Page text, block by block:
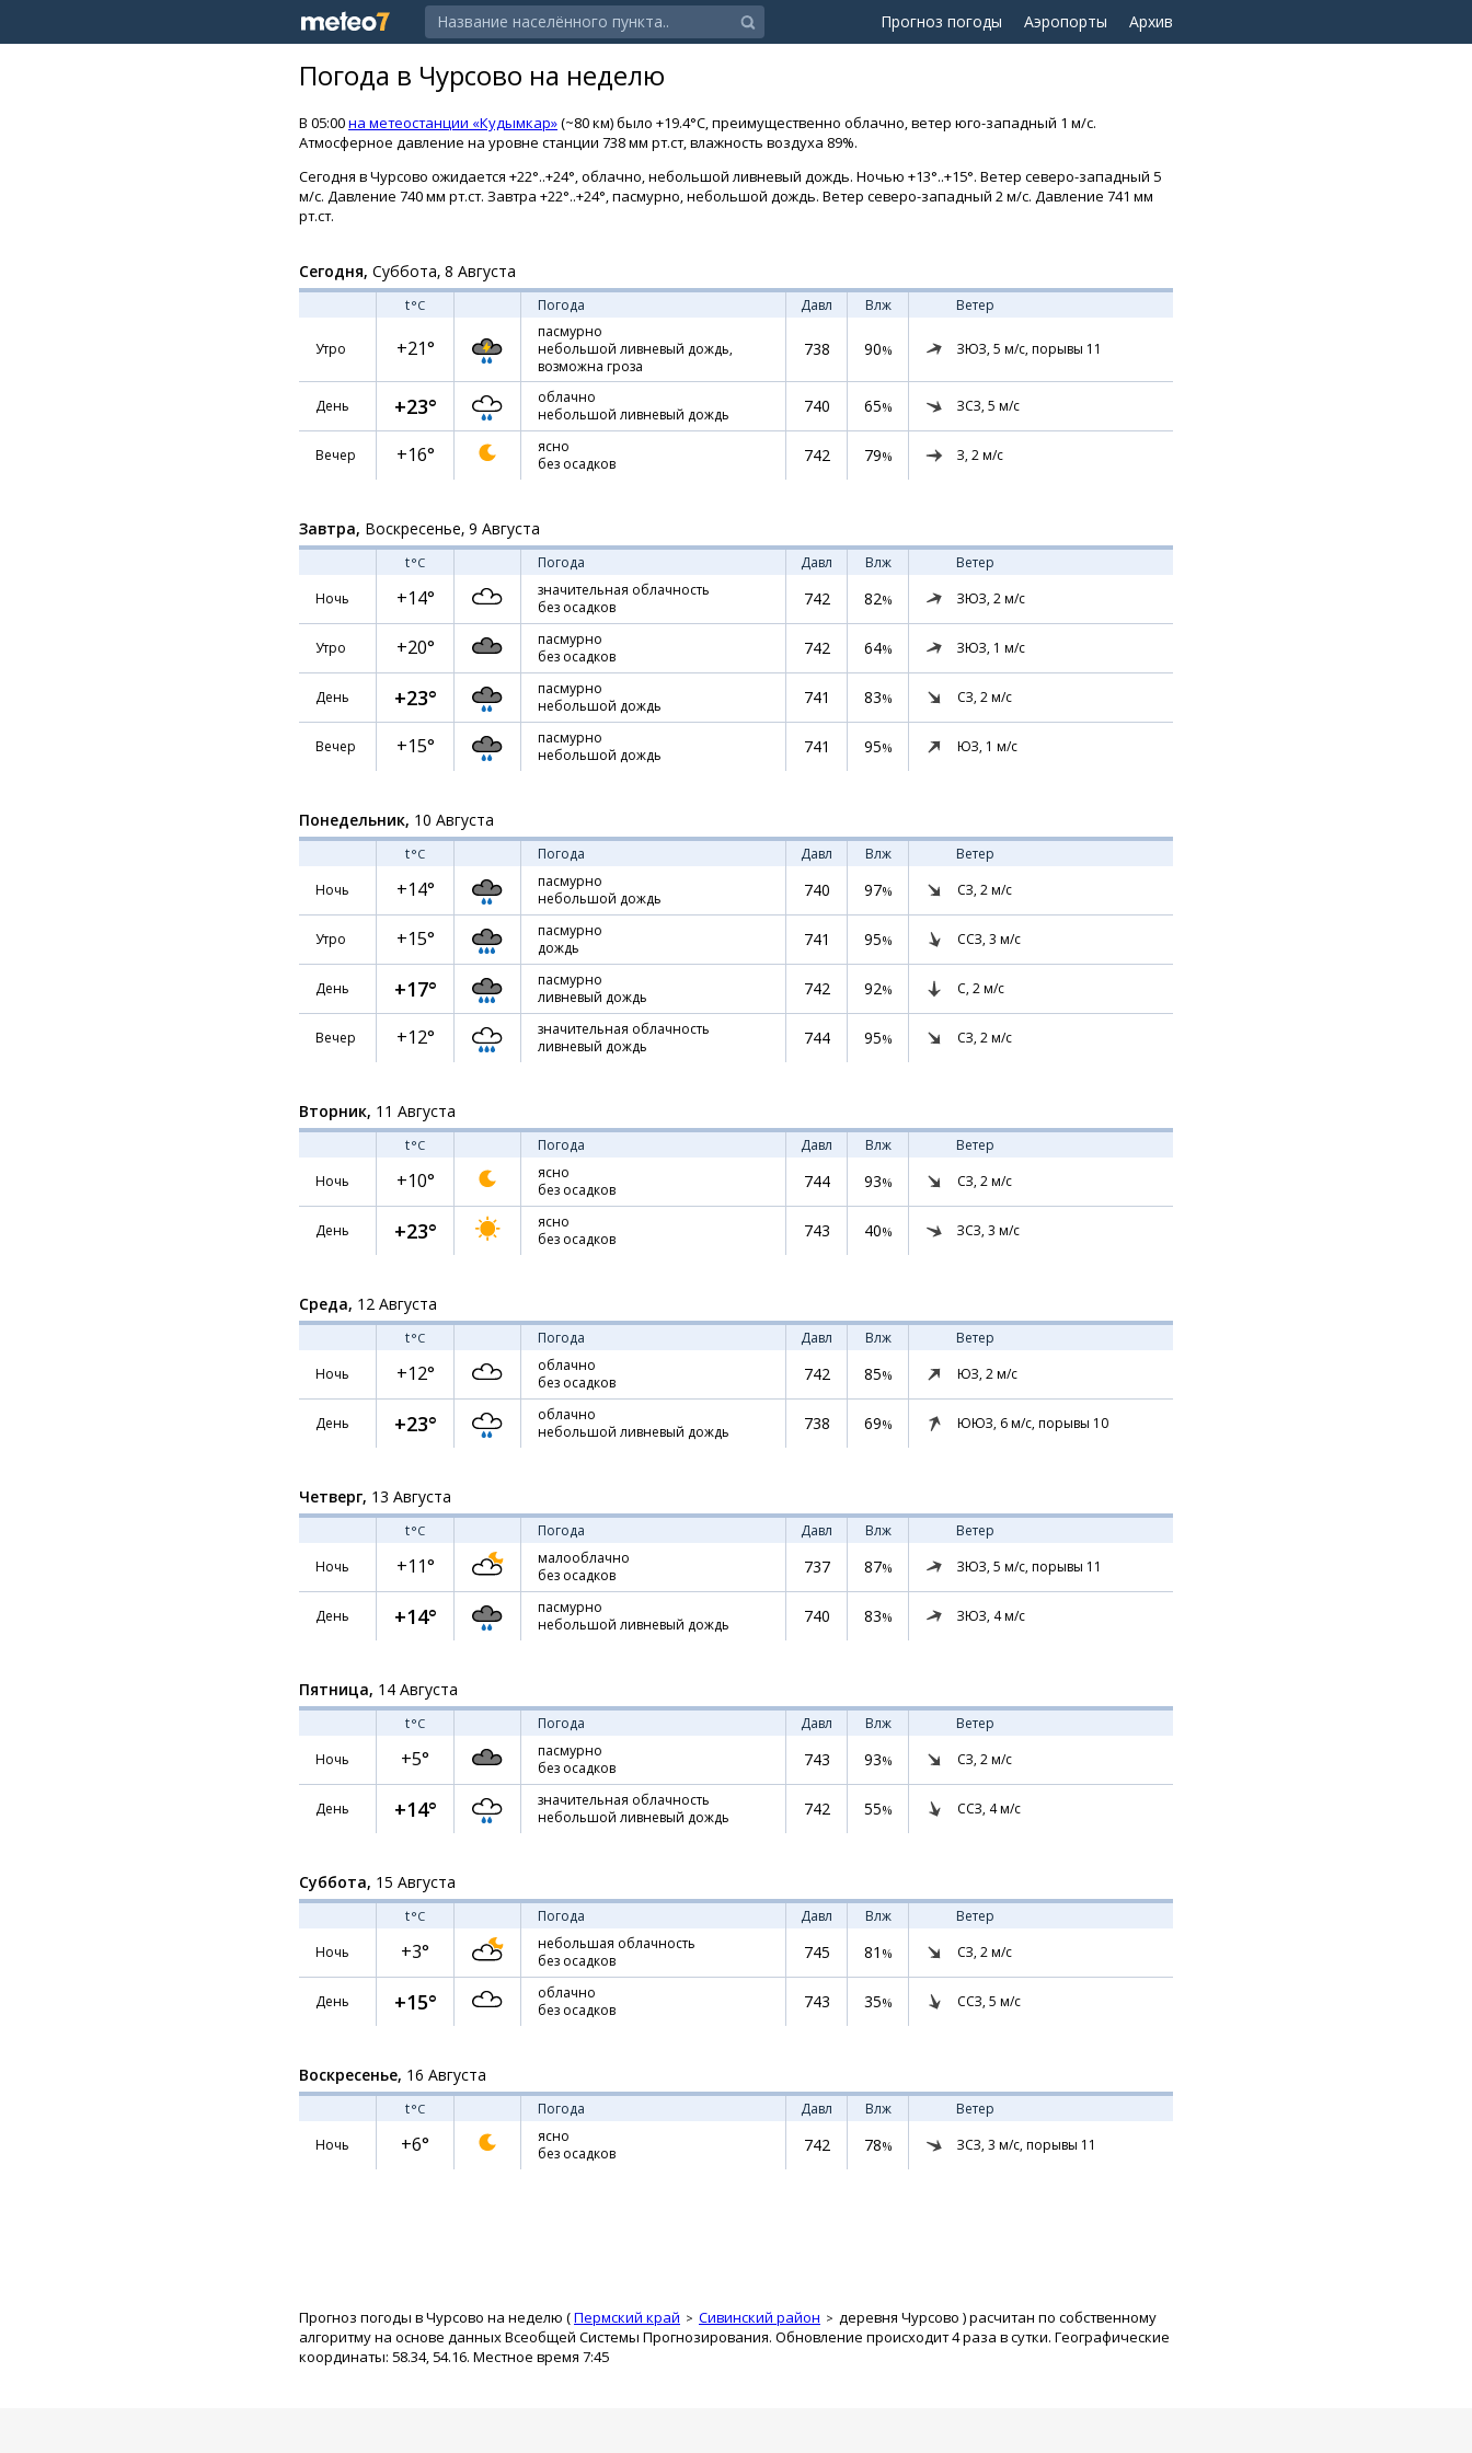
Прогноз погоды Аэропорты Архив
Погода в Чурсово на неделю
В 05:00на метеостанции «Кудымкар»(~80 км) было +19.4°C, преимущественно облачно, ветер юго-западный 1 м/с.
Атмосферное давление на уровне станции 738 мм рт.ст, влажность воздуха 89%.
Сегодня в Чурсово ожидается +22°..+24°, облачно, небольшой ливневый дождь. Ночью +13°..+15°. Ветер северо-западный 5
м/с. Давление 740 мм рт.ст. Завтра +22°..+24°, пасмурно, небольшой дождь. Ветер северо-западный 2 м/с. Давление 741 мм
рт.ст.
Сегодня, Суббота, 8 Августа
t°C Погода Давл Влж Ветер
Утро +21°
пасмурно
небольшой ливневый дождь,
возможна гроза
738 90% ЗЮЗ, 5 м/с, порывы 11
День +23°
облачно
небольшой ливневый дождь
740 65% ЗСЗ, 5 м/с
Вечер +16°
ясно
без осадков
742 79% З, 2м/с
Завтра, Воскресенье, 9 Августа
t°C Погода Давл Влж
Ветер
Ночь
+14°
значительная облачность
без осадков
742 82% ЗЮЗ, 2м/с
Утро +20°
пасмурно
без осадков
742 64% ЗЮЗ, 1 м/с
День +23°
пасмурно
небольшой дождь
741 83% СЗ, 2м/с
Вечер +15°
пасмурно
небольшой дождь
741 95% ЮЗ, 1 м/с
Понедельник, 10 Августа
t°C Погода Давл Влж
Ветер
Ночь
+14°
пасмурно
небольшой дождь
740 97% СЗ, 2м/с
Утро +15°
пасмурно
дождь
741 95% ССЗ, 3 м/с
День +17°
пасмурно
ливневый дождь
742 92% С, 2м/с
Вечер +12°
значительная облачность
ливневый дождь
744 95% СЗ, 2м/с
Вторник, 11 Августа
t°C Погода Давл Влж
Ветер
Ночь
+10°
ясно
без осадков
744 93% СЗ, 2м/с
День +23°
ясно
без осадков
743 40% ЗСЗ, 3 м/с
Среда, 12 Августа
t°C Погода Давл Влж
Ветер
Ночь
+12°
облачно
без осадков
742 85% ЮЗ, 2м/с
День +23°
облачно
небольшой ливневый дождь
738 69% ЮЮЗ, 6м/с, порывы 10
Четверг, 13 Августа
t°C Погода Давл Влж
Ветер
Ночь
+11°
малооблачно
без осадков
737 87% ЗЮЗ, 5 м/с, порывы 11
День +14°
пасмурно
небольшой ливневый дождь
740 83% ЗЮЗ, 4м/с
Пятница, 14 Августа
t°C Погода Давл Влж
Ветер
Ночь
+5°
пасмурно
без осадков
743 93% СЗ, 2м/с
День +14°
значительная облачность
небольшой ливневый дождь
742 55% ССЗ, 4м/с
Суббота, 15 Августа
t°C Погода Давл Влж
Ветер
Ночь
+3°
небольшая облачность
без осадков
745 81 % СЗ, 2м/с
День +15°
облачно
без осадков
743 35% ССЗ, 5 м/с
Воскресенье, 16 Августа
t°C Погода Давл Влж
Ветер
Ночь
+6°
ясно
без осадков
742 78% ЗСЗ, 3 м/с, порывы 11
Прогноз погоды в Чурсово на неделю (Пермский край Сивинский район деревня Чурсово ) расчитан по собственному
алгоритму на основе данных Всеобщей Системы Прогнозирования. Обновление происходит 4 раза в сутки. Географические
координаты: 58.34, 54.16. Местное время 7:45